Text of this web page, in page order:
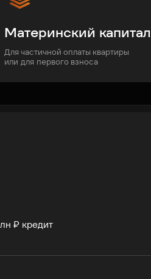
Материнский капитал
Для частичной оплаты квартиры
или для первого взноса
₽ кредит